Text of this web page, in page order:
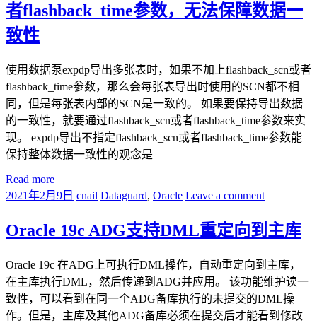
者flashback_time参数，无法保障数据一
致性
使用数据泵expdp导出多张表时，如果不加上flashback_scn或者
flashback_time参数，那么会每张表导出时使用的SCN都不相
同，但是每张表内部的SCN是一致的。 如果要保持导出数据
的一致性，就要通过flashback_scn或者flashback_time参数来实
现。 expdp导出不指定flashback_scn或者flashback_time参数能
保持整体数据一致性的观念是
Read more
2021年2月9日 cnail Dataguard, Oracle Leave a comment
Oracle 19c ADG支持DML重定向到主库
Oracle 19c 在ADG上可执行DML操作，自动重定向到主库，
在主库执行DML，然后传递到ADG并应用。 该功能维护读一
致性，可以看到在同一个ADG备库执行的未提交的DML操
作。但是，主库及其他ADG备库必须在提交后才能看到修改